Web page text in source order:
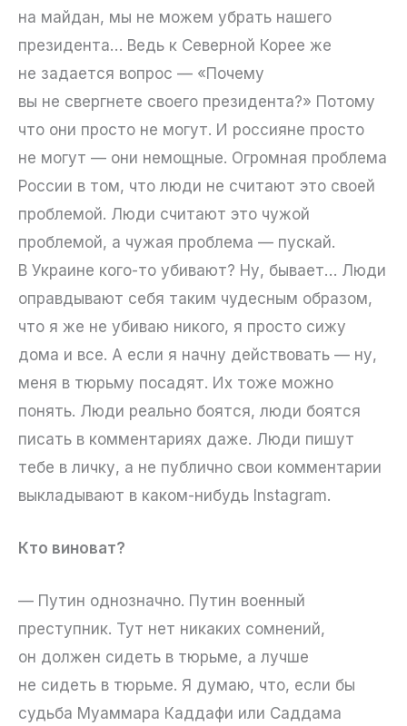
на майдан, мы не можем убрать нашего
президента… Ведь к Северной Корее же
не задается вопрос — «Почему
вы не свергнете своего президента?» Потому
что они просто не могут. И россияне просто
не могут — они немощные. Огромная проблема
России в том, что люди не считают это своей
проблемой. Люди считают это чужой
проблемой, а чужая проблема — пускай.
В Украине кого-то убивают? Ну, бывает… Люди
оправдывают себя таким чудесным образом,
что я же не убиваю никого, я просто сижу
дома и все. А если я начну действовать — ну,
меня в тюрьму посадят. Их тоже можно
понять. Люди реально боятся, люди боятся
писать в комментариях даже. Люди пишут
тебе в личку, а не публично свои комментарии
выкладывают в каком-нибудь Instagram.
Кто виноват?
— Путин однозначно. Путин военный
преступник. Тут нет никаких сомнений,
он должен сидеть в тюрьме, а лучше
не сидеть в тюрьме. Я думаю, что, если бы
судьба Муаммара Каддафи или Саддама